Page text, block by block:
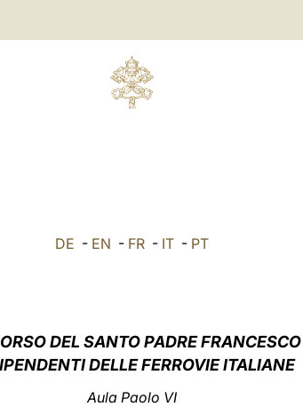
DE - EN - FR- IT- PT
DEL SANTO PADRE FRANCESCO
IPENDENTI DELLE FERROVIE ITALIANE
Aula Paolo VI